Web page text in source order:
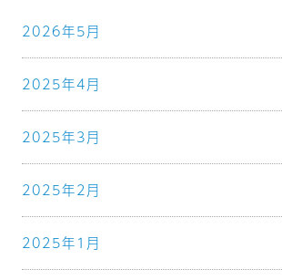
2026年5月
2025年4月
2025年3月
2025年2月
2025年1月